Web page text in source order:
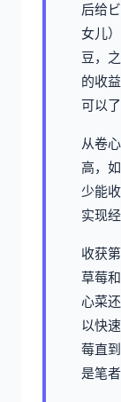
后给
女儿
豆，
的收
可以了
从卷
高，
少能
实现
收获
草莓
心菜
以快
莓直
是笔